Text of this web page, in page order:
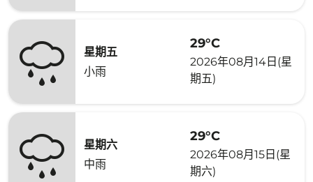
星期五
小雨
29°C
2026年08月14日(星
期五)
星期六
中雨
29°C
2026年08月15日(星
期六)